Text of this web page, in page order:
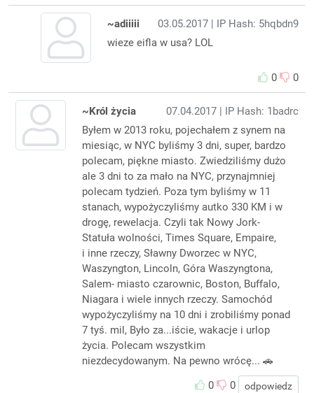
03.05.2017 | IP Hash: 5hqbdn9
~adiiiii
wieze eifla w usa? LOL
0 0
07.04.2017 | IP Hash: 1badrc
~Król życia
Byłem w 2013 roku, pojechałem z synem na
miesiąc, w NYC byliśmy 3 dni, super, bardzo
polecam, piękne miasto. Zwiedziliśmy dużo
ale 3 dni to za mało na NYC, przynajmniej
polecam tydzień. Poza tym byliśmy w 11
stanach, wypożyczyliśmy autko 330 KM i w
drogę, rewelacja. Czyli tak Nowy Jork-
Statuła wolności, Times Square, Empaire,
i inne rzeczy, Sławny Dworzec w NYC,
Waszyngton, Lincoln, Góra Waszyngtona,
Salem- miasto czarownic, Boston, Buffalo,
Niagara i wiele innych rzeczy. Samochód
wypożyczyliśmy na 10 dni i zrobiliśmy ponad
7 tyś. mil, Było za...iście, wakacje i urlop
życia. Polecam wszystkim
niezdecydowanym. Na pewno wrócę... 🚗
0
0 odpowiedz